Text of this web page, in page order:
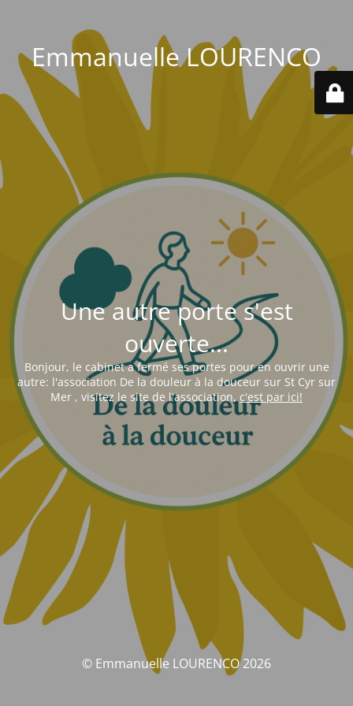
Emmanuelle LOURENCO
Une autre porte s'est
ouverte...
Bonjour, le cabinet a fermé ses portes pour en ouvrir une
autre: l'association De la douleur à la douceur sur St Cyr sur
Mer , visitez le site de l'association, c'est par ici!
© Emmanuelle LOURENCO 2026